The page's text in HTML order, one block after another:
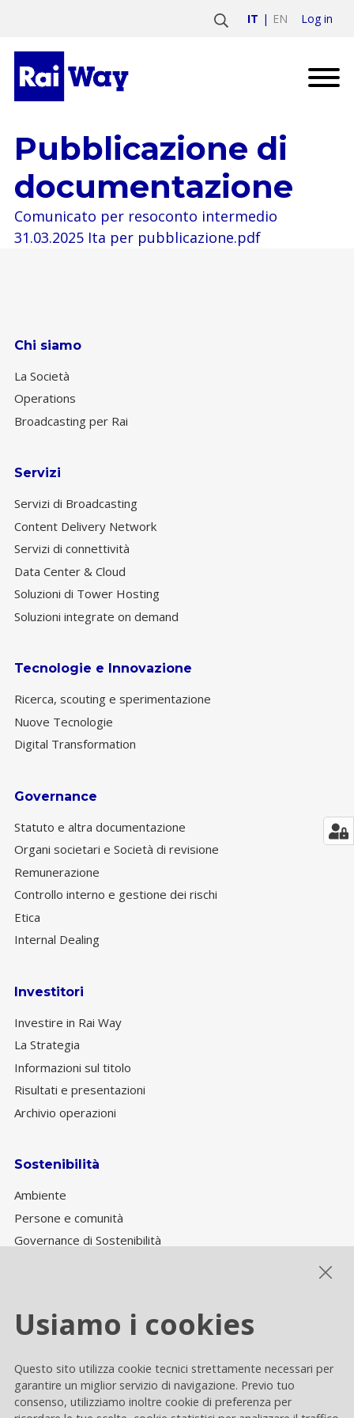
IT EN Log in
Pubblicazione di
documentazione
Comunicato per resoconto intermedio
31.03.2025 Ita per pubblicazione.pdf
Chi siamo
La Società
Operations
Broadcasting per Rai
Servizi
Servizi di Broadcasting
Content Delivery Network
Servizi di connettività
Data Center & Cloud
Soluzioni di Tower Hosting
Soluzioni integrate on demand
Tecnologie e Innovazione
Ricerca, scouting e sperimentazione
Nuove Tecnologie
Digital Transformation
Governance
Statuto e altra documentazione
Organi societari e Società di revisione
Remunerazione
Controllo interno e gestione dei rischi
Etica
Internal Dealing
Investitori
Investire in Rai Way
La Strategia
Informazioni sul titolo
Risultati e presentazioni
Archivio operazioni
Sostenibilità
Ambiente
Persone e comunità
Governance di Sostenibilità
Cookie settings
Privacy e Cookie
Contacts
Usiamo i cookies
Questo sito utilizza cookie tecnici strettamente necessari per
garantire un miglior servizio di navigazione. Previo tuo
consenso, utilizziamo inoltre cookie di preferenza per